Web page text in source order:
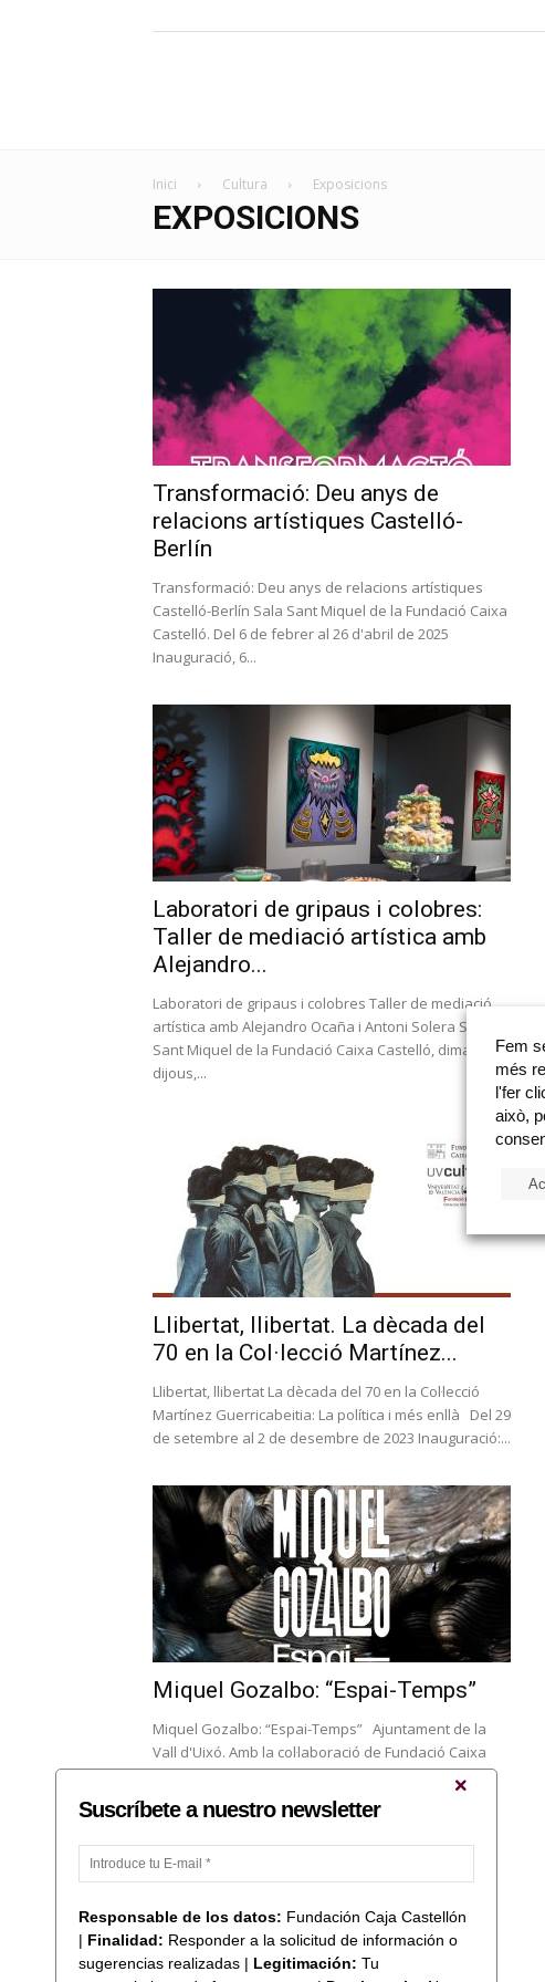
Inici Cultura Exposicions
EXPOSICIONS
Transformació: Deu anys de
relacions artístiques Castelló-
Berlín
Transformació: Deu anys de relacions artístiques
Castelló-Berlín Sala Sant Miquel de la Fundació Caixa
Castelló. Del 6 de febrer al 26 d'abril de 2025
Inauguració, 6...
Laboratori de gripaus i colobres:
Taller de mediació artística amb
Alejandro...
Laboratori de gripaus i colobres Taller de mediació
artística amb Alejandro Ocaña i Antoni Solera Sala
Sant Miquel de la Fundació Caixa Castelló, dimarts a
dijous,...
Llibertat, llibertat. La dècada del
70 en la Col·lecció Martínez...
Llibertat, llibertat La dècada del 70 en la Col·lecció
Martínez Guerricabeitia: La política i més enllà Del 29
de setembre al 2 de desembre de 2023 Inauguració:...
Miquel Gozalbo: “Espai-Temps”
Miquel Gozalbo: “Espai-Temps” Ajuntament de la
Vall d'Uixó. Amb la col·laboració de Fundació Caixa
Castelló Centre Cultural Palau de Vivel (Sanchis
Tarazona, 37, 12600 la Vall...
Suscríbete a nuestro newsletter
Responsable de los datos: Fundación Caja Castellón
| Finalidad: Responder a la solicitud de información o
sugerencias realizadas | Legitimación: Tu
Fem
més
l'fer
això,